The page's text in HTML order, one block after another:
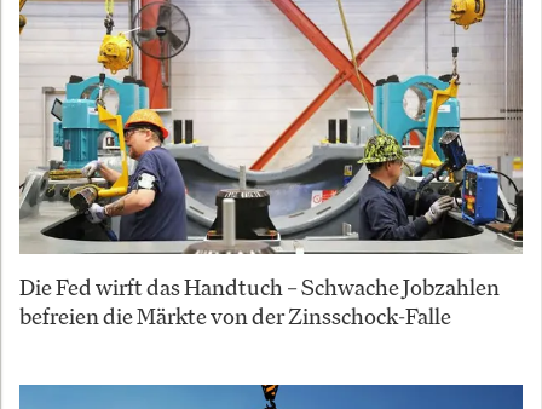
Die Fed wirft das Handtuch – Schwache Jobzahlen
befreien die Märkte von der Zinsschock-Falle